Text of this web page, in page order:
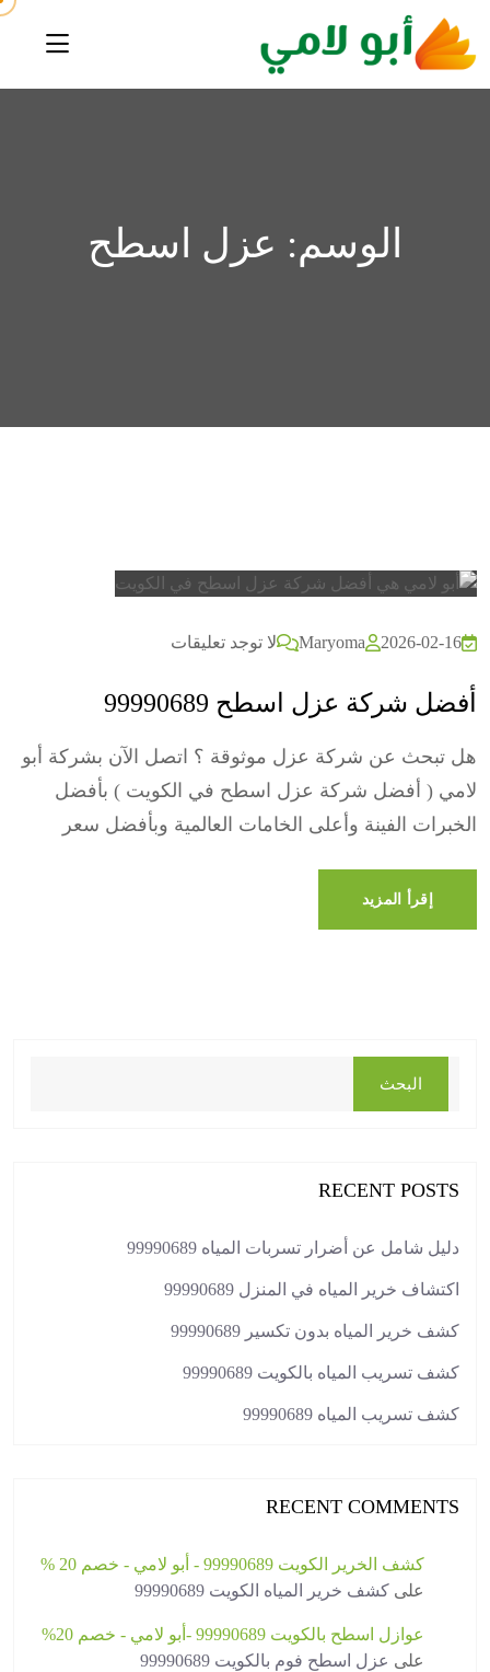
الوسم: عزل اسطح
2026-02-16
Maryoma لا توجد تعليقات
أفضل شركة عزل اسطح 99990689
هل تبحث عن شركة عزل موثوقة ؟ اتصل الآن بشركة أبو
لامي ( أفضل شركة عزل اسطح في الكويت ) بأفضل
الخبرات الفينة وأعلى الخامات العالمية وبأفضل سعر
إقرأ المزيد
البحث
RECENT POSTS
دليل شامل عن أضرار تسربات المياه 99990689
اكتشاف خرير المياه في المنزل 99990689
كشف خرير المياه بدون تكسير 99990689
كشف تسريب المياه بالكويت 99990689
كشف تسريب المياه 99990689
RECENT COMMENTS
كشف الخرير الكويت 99990689 - أبو لامي - خصم 20 %
على كشف خرير المياه الكويت 99990689
عوازل اسطح بالكويت 99990689 -أبو لامي - خصم 20%
على عزل اسطح فوم بالكويت 99990689